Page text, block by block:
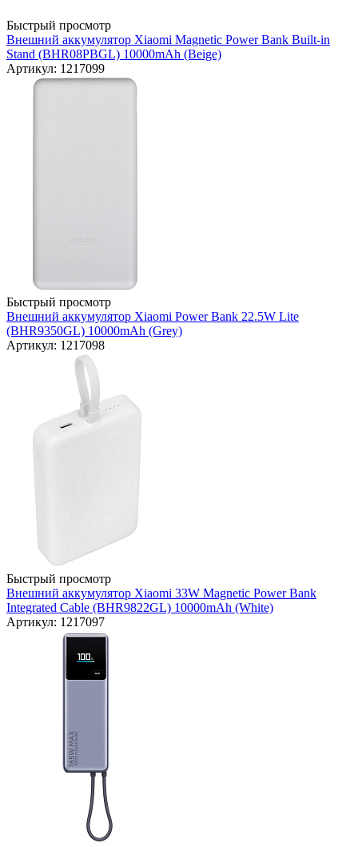
Быстрый просмотр
Внешний аккумулятор Xiaomi Magnetic Power Bank Built-in
Stand (BHR08PBGL) 10000mAh (Beige)
Артикул: 1217099
Быстрый просмотр
Внешний аккумулятор Xiaomi Power Bank 22.5W Lite
(BHR9350GL) 10000mAh (Grey)
Артикул: 1217098
Быстрый просмотр
Внешний аккумулятор Xiaomi 33W Magnetic Power Bank
Integrated Cable (BHR9822GL) 10000mAh (White)
Артикул: 1217097